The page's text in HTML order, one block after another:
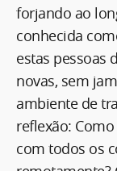
forjando ao
conhecida
estas pessoas
novas, sem
ambiente de
reflexão:
com todos os